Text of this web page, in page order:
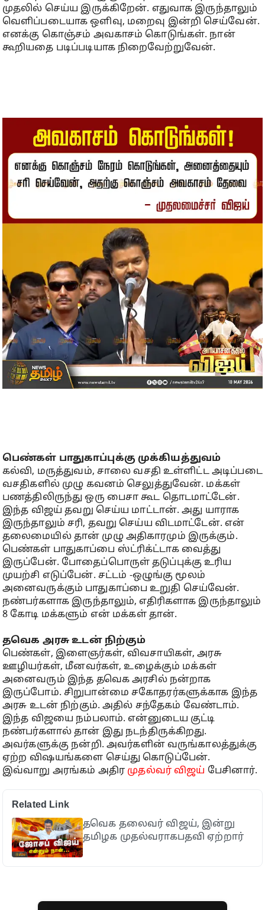
முதலில் செய்ய இருக்கிறேன். எதுவாக இருந்தாலும்
வெளிப்படையாக ஒளிவு, மறைவு இன்றி செய்வேன்.
எனக்கு கொஞ்சம் அவகாசம் கொடுங்கள். நான்
கூறியதை படிப்படியாக நிறைவேற்றுவேன்.
பெண்கள் பாதுகாப்புக்கு முக்கியத்துவம்
கல்வி, மருத்துவம், சாலை வசதி உள்ளிட்ட அடிப்படை
வசதிகளில் முழு கவனம் செலுத்துவேன். மக்கள்
பணத்திலிருந்து ஒரு பைசா கூட தொடமாட்டேன்.
இந்த விஜய் தவறு செய்ய மாட்டான். அது யாராக
இருந்தாலும் சரி, தவறு செய்ய விடமாட்டேன். என்
தலைமையில் தான் முழு அதிகாரமும் இருக்கும்.
பெண்கள் பாதுகாப்பை ஸ்ட்ரிக்ட்டாக வைத்து
இருப்பேன். போதைப்பொருள் தடுப்புக்கு உரிய
முயற்சி எடுப்பேன். சட்டம் -ஒழுங்கு மூலம்
அனைவருக்கும் பாதுகாப்பை உறுதி செய்வேன்.
நண்பர்களாக இருந்தாலும், எதிரிகளாக இருந்தாலும்
8 கோடி மக்களும் என் மக்கள் தான்.
தவெக அரசு உடன் நிற்கும்
பெண்கள், இளைஞர்கள், விவசாயிகள், அரசு
ஊழியர்கள், மீனவர்கள், உழைக்கும் மக்கள்
அனைவரும் இந்த தவெக அரசில் நன்றாக
இருப்போம். சிறுபான்மை சகோதரர்களுக்காக இந்த
அரசு உடன் நிற்கும். அதில் சந்தேகம் வேண்டாம்.
இந்த விஜயை நம்பலாம். என்னுடைய குட்டி
நண்பர்களால் தான் இது நடந்திருக்கிறது.
அவர்களுக்கு நன்றி. அவர்களின் வருங்காலத்துக்கு
ஏற்ற விஷயங்களை செய்து கொடுப்பேன்.
இவ்வாறு அரங்கம் அதிர முதல்வர் விஜய் பேசினார்.
Related Link
தவெக தலைவர் விஜய், இன்று
தமிழக முதல்வராகபதவி ஏற்றார்